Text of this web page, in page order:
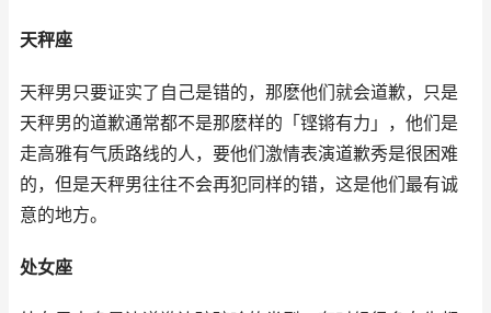
天秤座
天秤男只要证实了自己是错的，那麽他们就会道歉，只是
天秤男的道歉通常都不是那麽样的「铿锵有力」，他们是
走高雅有气质路线的人，要他们激情表演道歉秀是很困难
的，但是天秤男往往不会再犯同样的错，这是他们最有诚
意的地方。
处女座